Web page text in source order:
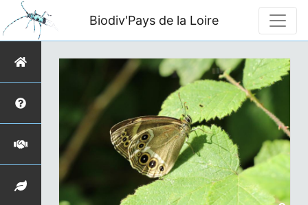
Biodiv'Pays de la Loire